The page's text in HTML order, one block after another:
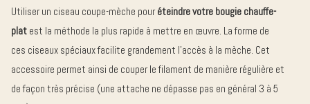
Utiliser un ciseau coupe-mèche pouréteindre votre bougie chauffe-
plat est la méthode la plus rapide à mettre en œuvre. La forme de
ces ciseaux spéciaux facilite grandement l’accès à la mèche. Cet
accessoire permet ainsi de couper le filament de manière régulière et
de façon très précise (une attache ne dépasse pas en général 3 à 5